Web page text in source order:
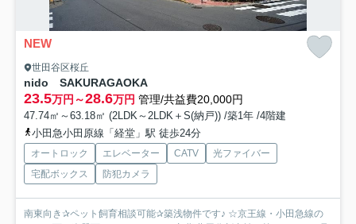
NEW
世田谷区桜丘
nido SAKURAGAOKA
23.5万円～28.6万円 管理/共益費20,000円
47.74㎡～63.18㎡ (2LDK～2LDK＋S(納戸)) /築1年 /4階建
小田急小田原線「経堂」駅 徒歩24分
オートロック エレベーター CATV
光ファイバー
宅配ボックス
防犯カメラ
南東向き✰ペット飼育相談可能✰築浅物件です♪ ☆京王線・小田急線の